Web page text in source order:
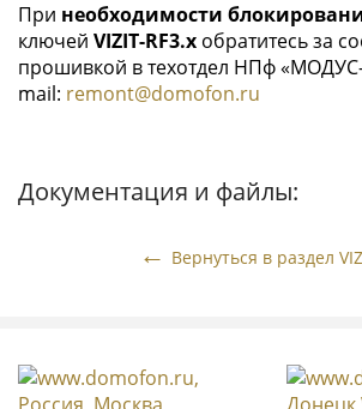
При необходимости
ключей VIZIT-RF3.x обратитесь за
прошивкой в техотдел НПф
mail: remont@domofon.ru
Документация и файлы:
Вернуться в раздел